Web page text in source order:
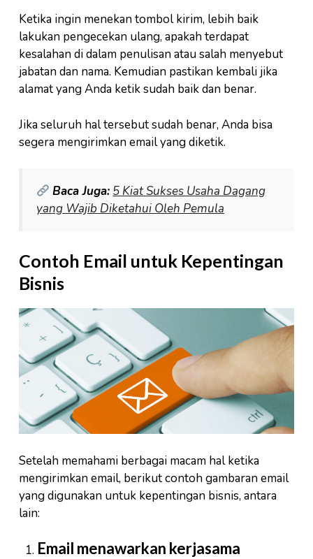
Ketika ingin menekan tombol kirim, lebih baik
lakukan pengecekan ulang, apakah terdapat
kesalahan di dalam penulisan atau salah menyebut
jabatan dan nama. Kemudian pastikan kembali jika
alamat yang Anda ketik sudah baik dan benar.
Jika seluruh hal tersebut sudah benar, Anda bisa
segera mengirimkan email yang diketik.
Baca Juga: 5 Kiat Sukses Usaha Dagang
yang Wajib Diketahui Oleh Pemula
Contoh Email untuk Kepentingan
Bisnis
Setelah memahami berbagai macam hal ketika
mengirimkan email, berikut contoh gambaran email
yang digunakan untuk kepentingan bisnis, antara
lain:
Email menawarkan kerjasama